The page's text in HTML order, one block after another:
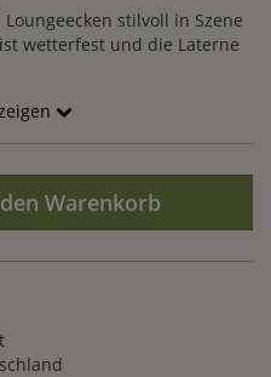
stilvoll in Szene
wetterfest und die Laterne
Warenkorb